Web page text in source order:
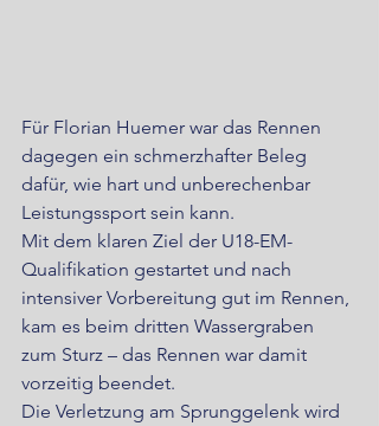
Für Florian Huemer war das Rennen
dagegen ein schmerzhafter Beleg
dafür, wie hart und unberechenbar
Leistungssport sein kann.
Mit dem klaren Ziel der U18-EM-
Qualifikation gestartet und nach
intensiver Vorbereitung gut im Rennen,
kam es beim dritten Wassergraben
zum Sturz – das Rennen war damit
vorzeitig beendet.
Die Verletzung am Sprunggelenk wird